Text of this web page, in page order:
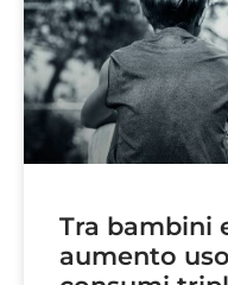
Tra bambini
aumento